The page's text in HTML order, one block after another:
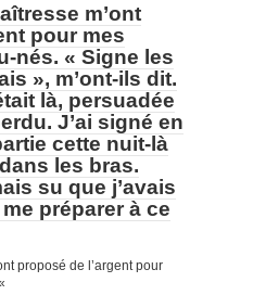
m’ont
pour mes
nés. « Signe les
», m’ont-ils dit.
là, persuadée
J’ai signé en
cette nuit-là
les bras.
su que j’avais
préparer à ce
proposé de l’argent pour